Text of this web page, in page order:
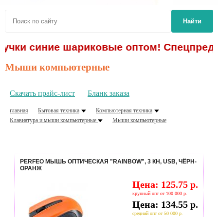
Найти
синие шариковые оптом!
Мыши компьютерные
Скачать прайс-лист Бланк заказа
главная Бытовая техника
Компьютерная техника
Клавиатура и мыши компьютерные
Мыши компьютерные
PERFEO МЫШЬ ОПТИЧЕСКАЯ "RAINBOW", 3 КН, USB, ЧЁРН-
ОРАНЖ
Цена: 125.75 р.
крупный опт от 100 000 р.
Цена: 134.55 р.
средний опт от 50 000 р.